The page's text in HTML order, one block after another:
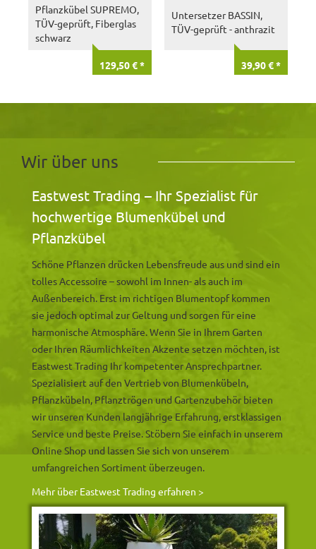
Pflanzkübel SUPREMO,
TÜV-geprüft, Fiberglas
schwarz
129,50 € *
Untersetzer BASSIN,
TÜV-geprüft - anthrazit
39,90 € *
Wir über uns
Eastwest Trading – Ihr Spezialist für
hochwertige Blumenkübel und
Pflanzkübel
Schöne Pflanzen drücken Lebensfreude aus und sind ein
tolles Accessoire – sowohl im Innen- als auch im
Außenbereich. Erst im richtigen Blumentopf kommen
sie jedoch optimal zur Geltung und sorgen für eine
harmonische Atmosphäre. Wenn Sie in Ihrem Garten
oder Ihren Räumlichkeiten Akzente setzen möchten, ist
Eastwest Trading Ihr kompetenter Ansprechpartner.
Spezialisiert auf den Vertrieb von Blumenkübeln,
Pflanzkübeln, Pflanztrögen und Gartenzubehör bieten
wir unseren Kunden langjährige Erfahrung, erstklassigen
Service und beste Preise. Stöbern Sie einfach in unserem
Online Shop und lassen Sie sich von unserem
umfangreichen Sortiment überzeugen.
Mehr über Eastwest Trading erfahren >